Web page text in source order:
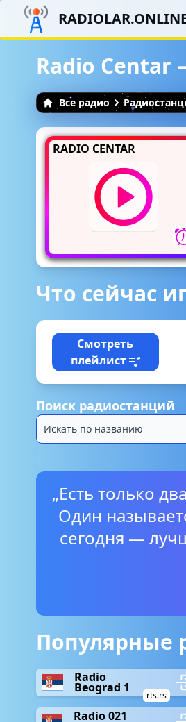
Radio Centar
Все радио
RADIO CENTAR
Что сейчас
Смотреть
плейлист
Поиск радиостанций
„Есть только
Один
сегодня —
Популярные
Radio
Beograd 1
rts.rs
Radio 021